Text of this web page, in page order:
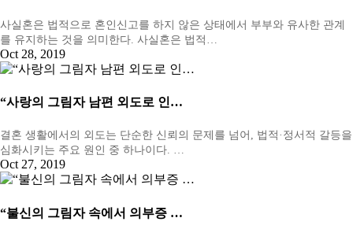
사실혼은 법적으로 혼인신고를 하지 않은 상태에서 부부와 유사한 관계
를 유지하는 것을 의미한다. 사실혼은 법적…
Oct 28, 2019
“사랑의 그림자 남편 외도로 인…
결혼 생활에서의 외도는 단순한 신뢰의 문제를 넘어, 법적·정서적 갈등을
심화시키는 주요 원인 중 하나이다. …
Oct 27, 2019
“불신의 그림자 속에서 의부증 …